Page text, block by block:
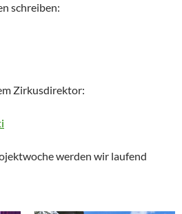
schreiben:
Zirkusdirektor:
werden wir laufend